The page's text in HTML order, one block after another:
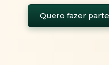
Quero fazer parte